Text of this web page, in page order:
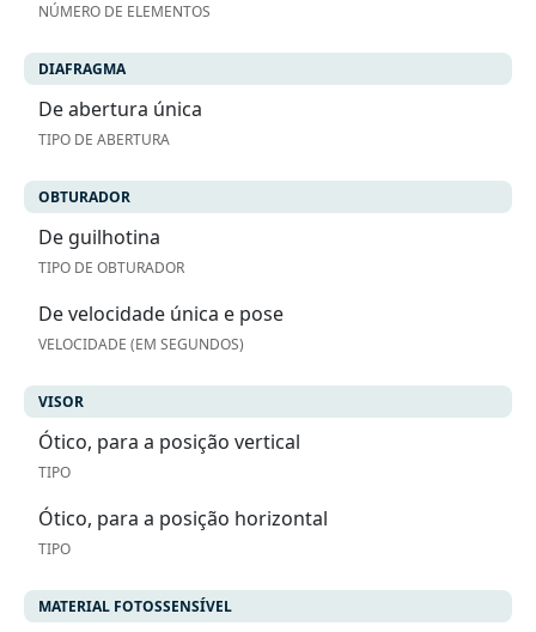
NÚMERO DE ELEMENTOS
DIAFRAGMA
De abertura única
TIPO DE ABERTURA
OBTURADOR
De guilhotina
TIPO DE OBTURADOR
De velocidade única e pose
VELOCIDADE (EM SEGUNDOS)
VISOR
Ótico, para a posição vertical
TIPO
Ótico, para a posição horizontal
TIPO
MATERIAL FOTOSSENSÍVEL